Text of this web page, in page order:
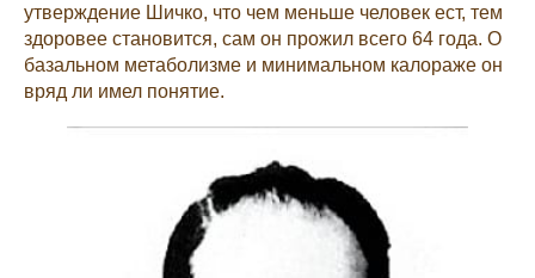
утверждение Шичко, что чем меньше человек ест, тем
здоровее становится, сам он прожил всего 64 года. О
базальном метаболизме и минимальном калораже он
вряд ли имел понятие.